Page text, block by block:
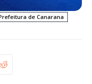
de Canarana